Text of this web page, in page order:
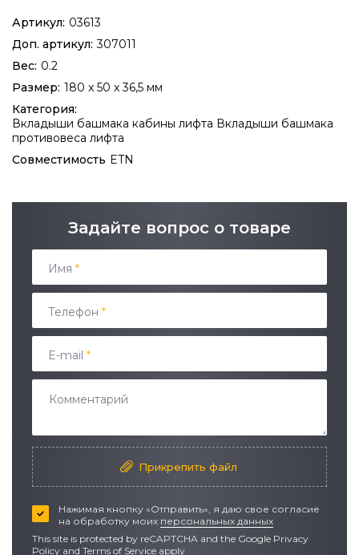
Артикул: 03613
Доп. артикул: 307011
Вес: 0.2
Размер: 180 x 50 x 36,5 мм
Категория:
Вкладыши башмака кабины лифта Вкладыши башмака
противовеса лифта
Совместимость ETN
Задайте вопрос о товаре
Имя *
Телефон *
E-mail *
Прикрепить файл
Нажимая кнопку «Отправить», я даю свое согласие
на обработку моих персональных данных
This site is protected by reCAPTCHA and the Google Privacy
Policy and Terms of Service apply